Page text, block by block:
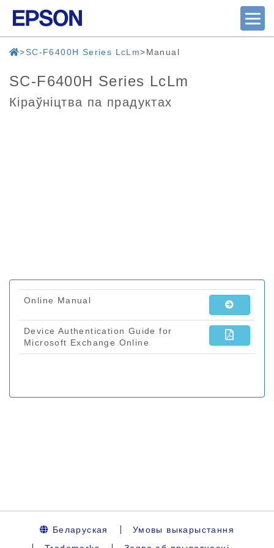
SC-F6400H Series LcLm Manual
SC-F6400H Series LcLm
Кіраўніцтва па прадуктах
Беларуская
Умовы выкарыстання